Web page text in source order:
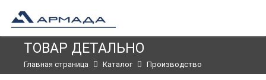
ТОВАР ДЕТАЛЬНО
Главная страница Каталог Производство